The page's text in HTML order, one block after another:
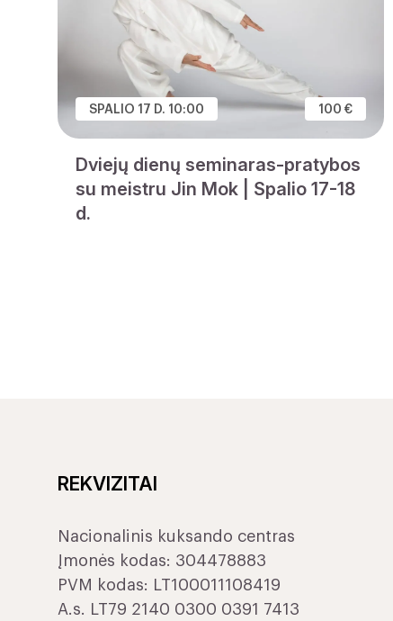
SPALIO 17 D. 10:00 100 €
Dviejų dienų seminaras-pratybos
su meistru Jin Mok | Spalio 17-18
d.
REKVIZITAI
Nacionalinis kuksando centras
Įmonės kodas: 304478883
PVM kodas: LT100011108419
A.s. LT79 2140 0300 0391 7413